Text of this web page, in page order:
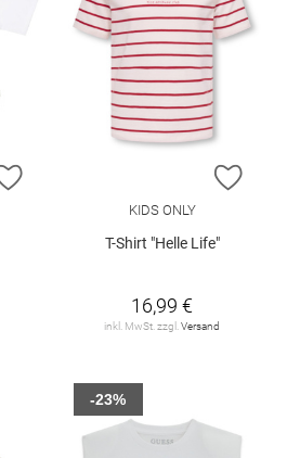
ZUR WUNSCHLISTE HINZUFÜGEN
ZUR
KIDS ONLY
T-Shirt "Helle Life"
16,99 €
inkl. MwSt. zzgl. Versand
-23%